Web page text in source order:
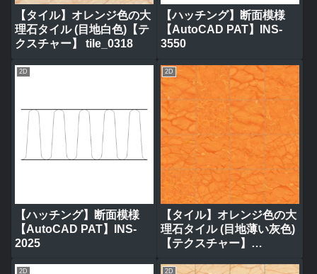
【タイル】オレンジ色の大
理石タイル (目地白色)【テ
クスチャー】 tile_0318
【ハッチング】断面模様
【AutoCAD PAT】INS-
3550
2D
【ハッチング】断面模様
【AutoCAD PAT】INS-
2025
2D
【タイル】オレンジ色の大
理石タイル (目地薄い灰色)
【テクスチャー】
2D 2D